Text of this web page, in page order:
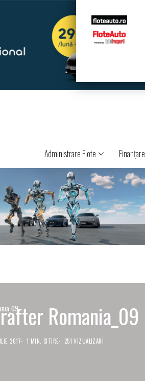
Administrare Flote Finanţare
Romania_09
2017 1 MIN. CITIRE 251 VIZUALIZĂRI